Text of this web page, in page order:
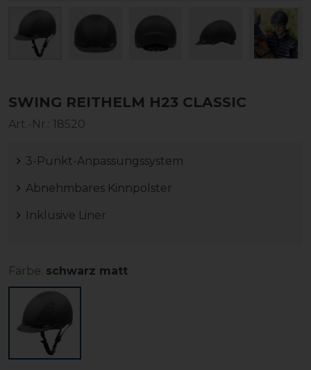
SWING REITHELM H23 CLASSIC
Art.-Nr.: 18520
3-Punkt-Anpassungssystem
Abnehmbares Kinnpolster
Inklusive Liner
Farbe: schwarz matt